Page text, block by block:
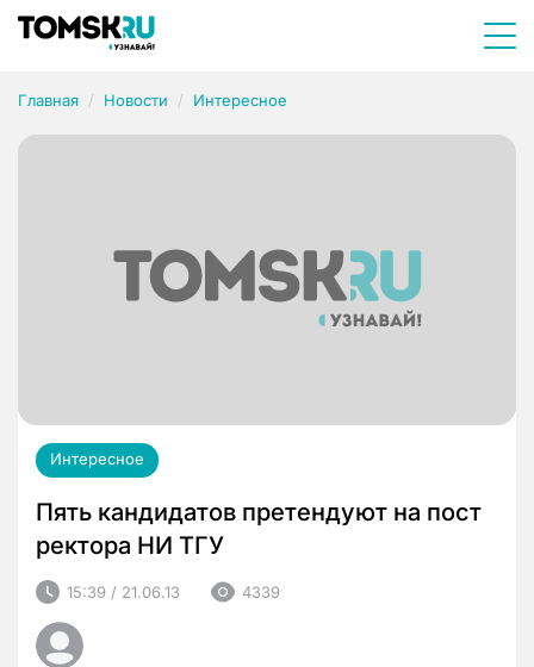
Главная Новости Интересное
Интересное
Пять кандидатов претендуют на пост
ректора НИ ТГУ
15:39 / 21.06.13 4339